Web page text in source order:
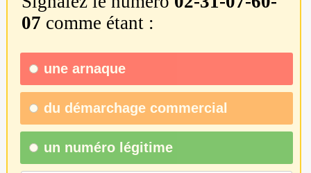
07 comme étant :
une arnaque
du démarchage commercial
un numéro légitime